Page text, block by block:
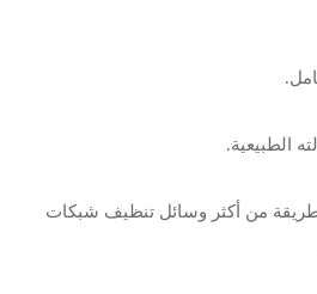
الطبيعية.
من أكثر وسائل تنظيف شبكات